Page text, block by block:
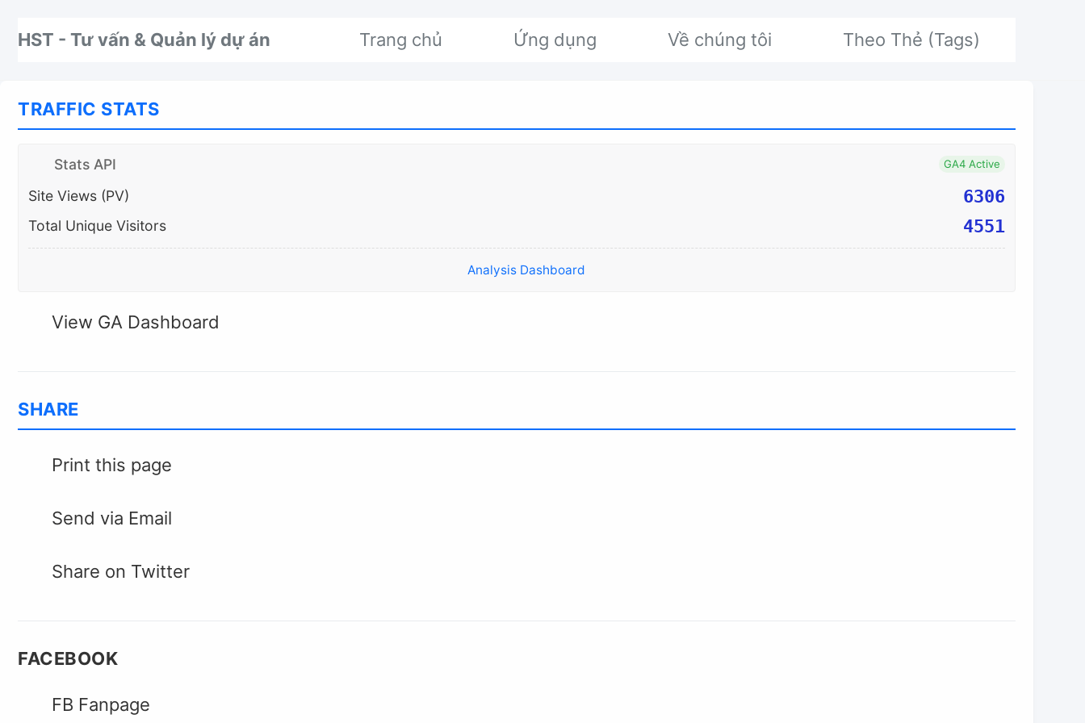
HST - Tư vấn & Quản lý dự án
Trang chủ Ứng dụng Về chúng tôi Theo Thẻ (Tags)
TRAFFIC STATS
Stats API GA4 Active
Site Views (PV) 6306
Total Unique Visitors 4551
Analysis Dashboard
View GA Dashboard
SHARE
Print this page
Send via Email
Share on Twitter
FACEBOOK
FB Fanpage